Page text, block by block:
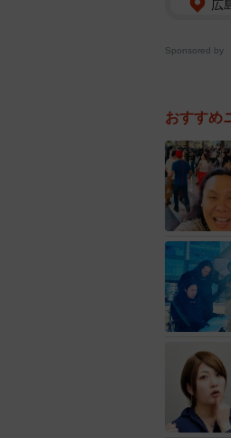
広
Sponsored by
おすすめ